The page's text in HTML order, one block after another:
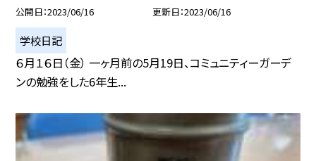
公開日 2023/06/16 更新日 2023/06/16
学校日記
６月１６日（金） 一ヶ月前の5月19日、コミュニティーガーデ
ンの勉強をした6年生...